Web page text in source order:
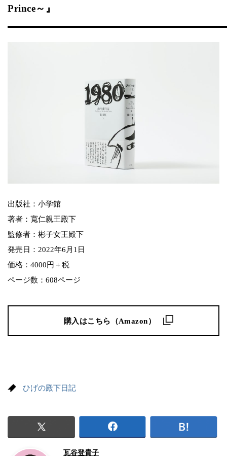
Prince～』
出版社：小学館
著者：寬仁親王殿下
監修者：彬子女王殿下
発売日：2022年6月1日
価格：4000円＋税
ページ数：608ページ
購入はこちら（Amazon）
ひげの殿下日記
瓦谷登貴子